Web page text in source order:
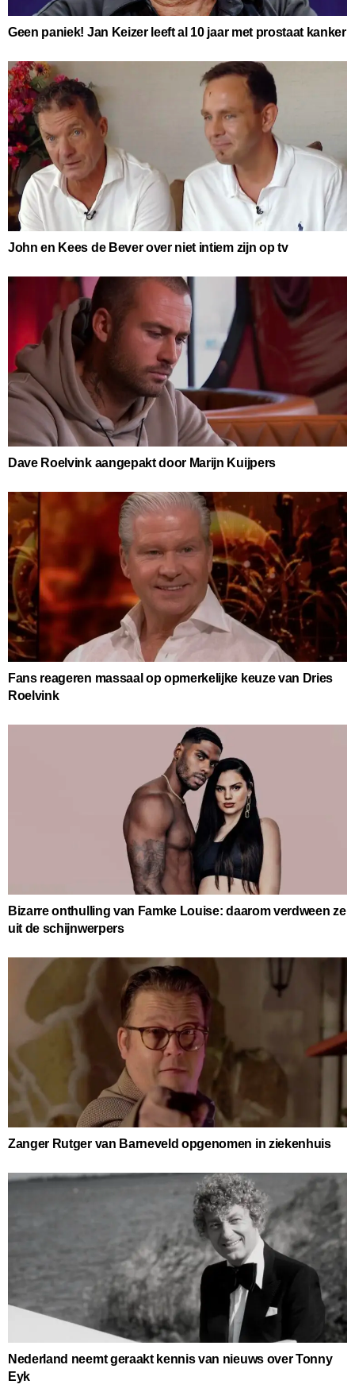
Geen paniek! Jan Keizer leeft al 10 jaar met prostaat kanker
John en Kees de Bever over niet intiem zijn op tv
Dave Roelvink aangepakt door Marijn Kuijpers
Fans reageren massaal op opmerkelijke keuze van Dries
Roelvink
Bizarre onthulling van Famke Louise: daarom verdween ze
uit de schijnwerpers
Zanger Rutger van Barneveld opgenomen in ziekenhuis
Nederland neemt geraakt kennis van nieuws over Tonny
Eyk